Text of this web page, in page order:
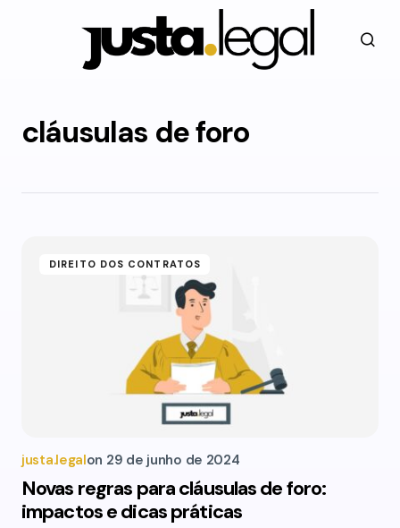
cláusulas de foro
DIREITO DOS CONTRATOS
justa.legalon 29 de junho de 2024
Novas regras para cláusulas de foro:
impactos e dicas práticas